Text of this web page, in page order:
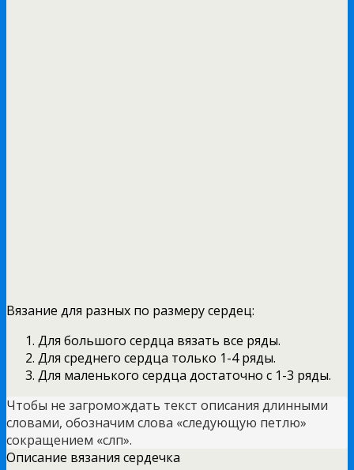
Вязание для разных по размеру сердец:
Для большого сердца вязать все ряды.
Для среднего сердца только 1-4 ряды.
Для маленького сердца достаточно с 1-3 ряды.
Чтобы не загромождать текст описания длинными
словами, обозначим слова «следующую петлю»
сокращением «слп».
Описание вязания сердечка